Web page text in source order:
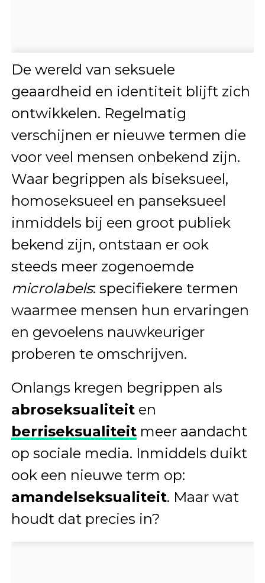
De wereld van seksuele
geaardheid en identiteit blijft zich
ontwikkelen. Regelmatig
verschijnen er nieuwe termen die
voor veel mensen onbekend zijn.
Waar begrippen als biseksueel,
homoseksueel en panseksueel
inmiddels bij een groot publiek
bekend zijn, ontstaan er ook
steeds meer zogenoemde
microlabels: specifiekere termen
waarmee mensen hun ervaringen
en gevoelens nauwkeuriger
proberen te omschrijven.
Onlangs kregen begrippen als
abroseksualiteiten
berriseksualiteitmeer aandacht
op sociale media. Inmiddels duikt
ook een nieuwe term op:
amandelseksualiteit. Maar wat
houdt dat precies in?